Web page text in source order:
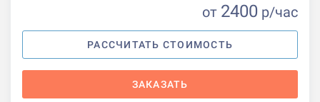
от 2400 р/час
РАССЧИТАТЬ СТОИМОСТЬ
ЗАКАЗАТЬ